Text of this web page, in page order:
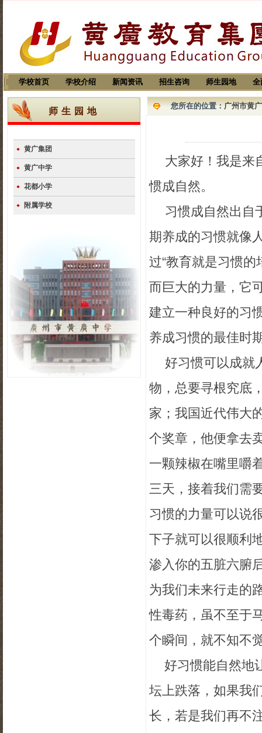
学校首页 学校介绍 新闻资讯 招生咨询 师生园地 全
师生园地
黄广集团
黄广中学
花都小学
附属学校
您所在的位置：广州市黄
大家好！我是来
惯成自然。
习惯成自然出自
期养成的习惯就像
过“教育就是习惯的
而巨大的力量，它
建立一种良好的习
养成习惯的最佳时
好习惯可以成就
物，总要寻根究底
家；我国近代伟大
个奖章，他便拿去
一颗辣椒在嘴里嚼
三天，接着我们需
习惯的力量可以说
下子就可以很顺利
渗入你的五脏六腑
为我们未来行走的
性毒药，虽不至于
个瞬间，就不知不
好习惯能自然地
坛上跌落，如果我
长，若是我们再不